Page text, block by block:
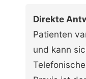
Direkte
Patienten
und kann